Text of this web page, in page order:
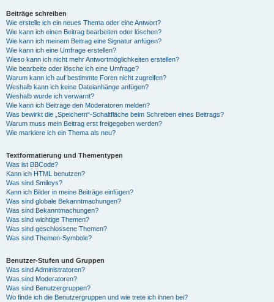
Beiträge schreiben
Wie erstelle ich ein neues Thema oder eine Antwort?
Wie kann ich einen Beitrag bearbeiten oder löschen?
Wie kann ich meinem Beitrag eine Signatur anfügen?
Wie kann ich eine Umfrage erstellen?
Wieso kann ich nicht mehr Antwortmöglichkeiten erstellen?
Wie bearbeite oder lösche ich eine Umfrage?
Warum kann ich auf bestimmte Foren nicht zugreifen?
Weshalb kann ich keine Dateianhänge anfügen?
Weshalb wurde ich verwarnt?
Wie kann ich Beiträge den Moderatoren melden?
Was bewirkt die „Speichern“-Schaltfläche beim Schreiben eines Beitrags?
Warum muss mein Beitrag erst freigegeben werden?
Wie markiere ich ein Thema als neu?
Textformatierung und Thementypen
Was ist BBCode?
Kann ich HTML benutzen?
Was sind Smileys?
Kann ich Bilder in meine Beiträge einfügen?
Was sind globale Bekanntmachungen?
Was sind Bekanntmachungen?
Was sind wichtige Themen?
Was sind geschlossene Themen?
Was sind Themen-Symbole?
Benutzer-Stufen und Gruppen
Was sind Administratoren?
Was sind Moderatoren?
Was sind Benutzergruppen?
Wo finde ich die Benutzergruppen und wie trete ich ihnen bei?